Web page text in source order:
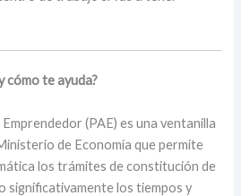
cómo te ayuda?
(PAE) es una ventanilla
de Economía que permite
los trámites de constitución de
significativamente los tiempos y